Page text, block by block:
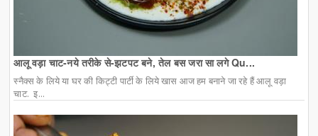
आलू वड़ा चाट-नये तरीके से-झटपट बने, तेल बस जरा सा लगे Qu...
स्नैक्स के लिये या घर की किट्टी पार्टी के लिये खास आज हम बनाने जा रहे हैं आलू वड़ा
चाट. इ...